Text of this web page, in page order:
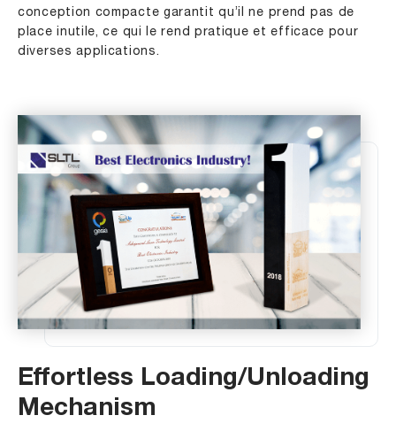
conception compacte garantit qu’il ne prend pas de
place inutile, ce qui le rend pratique et efficace pour
diverses applications.
Effortless Loading/Unloading
Mechanism